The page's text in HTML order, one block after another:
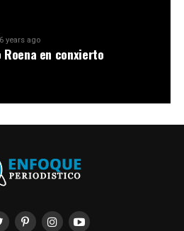
6 years ago
Roena en conxierto